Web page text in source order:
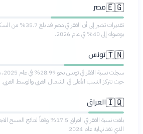
🇪🇬مصر
بوصوله إلى 40% في عام 2026.
🇹🇳تونس
حيث تتركز النسب الأعلى في الشمال الغربي والوسط الغربي.
🇮🇶العراق
بلغت نسبة الفقر في العراق 17.5% وفقاً
الذي نفذ نهاية عام 2024.